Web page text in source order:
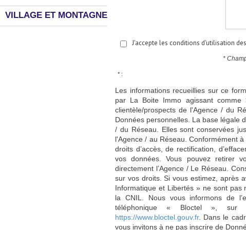
VILLAGE ET MONTAGNE
J'accepte les conditions d'utilisation
*
* :
Les informations recueillies sur ce
par La Boite Immo agissant
clientèle/prospects de l'Agence / du
Données personnelles. La base légale
/ du Réseau. Elles sont conservées
l'Agence / au Réseau. Conformément
droits d’accès, de rectification,
vos données. Vous pouvez retirer
directement l’Agence / Le Réseau.
sur vos droits. Si vous estimez, après
Informatique et Libertés » ne sont pas
la CNIL. Nous vous informons de
téléphonique « Bloctel », sur
https://www.bloctel.gouv.fr. Dans le
vous invitons à ne pas inscrire de